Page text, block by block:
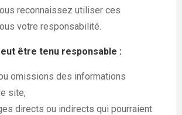
reconnaissez utiliser ces
votre responsabilité.
être tenu responsable :
omissions des informations
site,
directs ou indirects qui pourraient